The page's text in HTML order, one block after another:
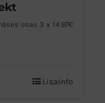
osas 3 x 14.97€
Lisainfo